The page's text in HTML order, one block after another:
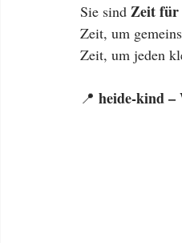
Sie sind Zeit für
Zeit, um
Zeit, um jeden
📍 heide-kind –